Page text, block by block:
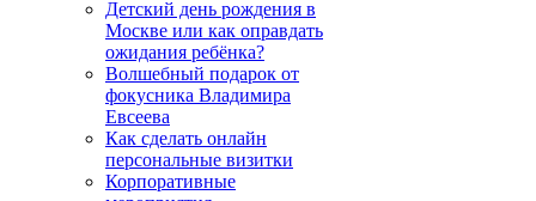
Детский день рождения в
Москве или как оправдать
ожидания ребёнка?
Волшебный подарок от
фокусника Владимира
Евсеева
Как сделать онлайн
персональные визитки
Корпоративные